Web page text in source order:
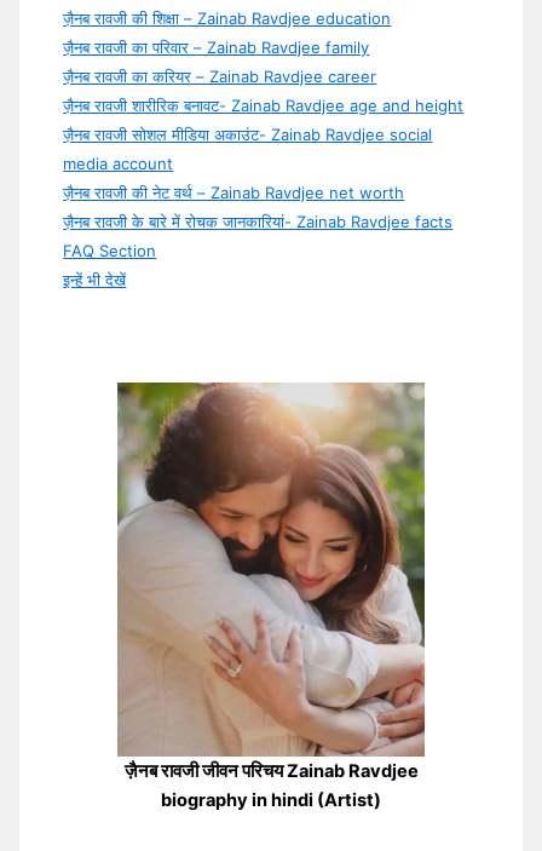
ज़ैनब रावजी की शिक्षा – Zainab Ravdjee education
ज़ैनब रावजी का परिवार – Zainab Ravdjee family
ज़ैनब रावजी का करियर – Zainab Ravdjee career
ज़ैनब रावजी शारीरिक बनावट- Zainab Ravdjee age and height
ज़ैनब रावजी सोशल मीडिया अकाउंट- Zainab Ravdjee social
media account
ज़ैनब रावजी की नेट वर्थ – Zainab Ravdjee net worth
ज़ैनब रावजी के बारे में रोचक जानकारियां- Zainab Ravdjee facts
FAQ Section
इन्हें भी देखें
ज़ैनब रावजी जीवन परिचय Zainab Ravdjee
biography in hindi (Artist)